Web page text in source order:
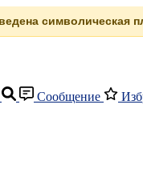
символическая
Сообщение